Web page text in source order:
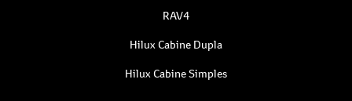
RAV4
Hilux Cabine Dupla
Hilux Cabine Simples